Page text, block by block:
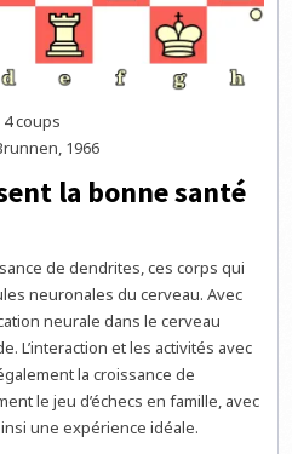
coups
1966
la bonne santé
de dendrites, ces corps qui
neuronales du cerveau. Avec
neurale dans le cerveau
L’interaction et les activités avec
la croissance de
le jeu d’échecs en famille, avec
une expérience idéale.